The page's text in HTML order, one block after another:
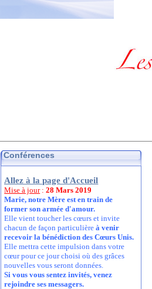
Conférences
Allez à la page d'Accueil
Mise à jour:28 Mars 2019
Marie, notre Mère est en train de
former son armée d'amour.
Elle vient toucher les cœurs et invite
chacun de façon particulièreà venir
recevoir la bénédiction des Cœurs Unis.
Elle mettra cette impulsion dans votre
cœur pour ce jour choisi où des grâces
nouvelles vous seront données.
Si vous vous sentez invités, venez
rejoindre ses messagers.